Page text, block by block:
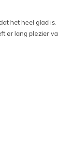
het heel glad
er lang plezier